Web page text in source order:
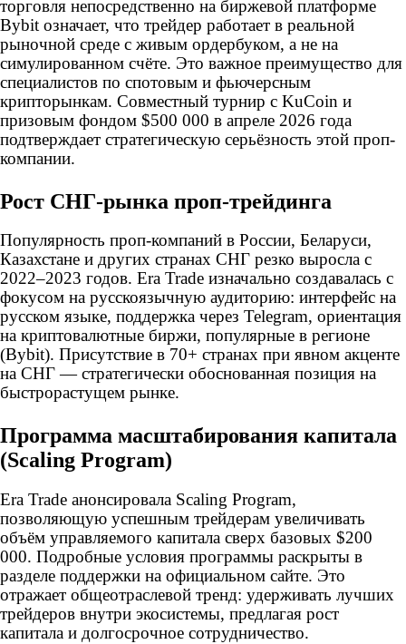
торговля непосредственно на биржевой платформе
Bybit означает, что трейдер работает в реальной
рыночной среде с живым ордербуком, а не на
симулированном счёте. Это важное преимущество для
специалистов по спотовым и фьючерсным
крипторынкам. Совместный турнир с KuCoin и
призовым фондом $500 000 в апреле 2026 года
подтверждает стратегическую серьёзность этой проп-
компании.
Рост СНГ-рынка проп-трейдинга
Популярность проп-компаний в России, Беларуси,
Казахстане и других странах СНГ резко выросла с
2022–2023 годов. Era Trade изначально создавалась с
фокусом на русскоязычную аудиторию: интерфейс на
русском языке, поддержка через Telegram, ориентация
на криптовалютные биржи, популярные в регионе
(Bybit). Присутствие в 70+ странах при явном акценте
на СНГ — стратегически обоснованная позиция на
быстрорастущем рынке.
Программа масштабирования капитала
(Scaling Program)
Era Trade анонсировала Scaling Program,
позволяющую успешным трейдерам увеличивать
объём управляемого капитала сверх базовых $200
000. Подробные условия программы раскрыты в
разделе поддержки на официальном сайте. Это
отражает общеотраслевой тренд: удерживать лучших
трейдеров внутри экосистемы, предлагая рост
капитала и долгосрочное сотрудничество.